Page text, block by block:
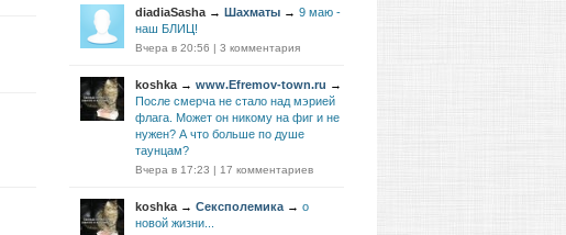
diadiaSasha → Шахматы → 9 маю -
наш БЛИЦ!
Вчера в 20:56 | 3 комментария
koshka → www.Efremov-town.ru →
После смерча не стало над мэрией
флага. Может он никому на фиг и не
нужен? А что больше по душе
таунцам?
Вчера в 17:23 | 17 комментариев
koshka → Сексполемика → о
новой жизни...